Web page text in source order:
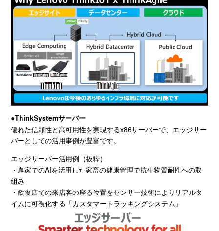
●ThinkSystemサーバー
優れた信頼性と高可用性を実現するx86サーバーで、エッジサー
バーとしての活用事例が豊富です。
エッジサーバー活用例（抜粋）
・農家でのAIを活用した家畜の健康管理で抗生物質耐性への取
組み
・飲食店での来店客の座る位置をセンサー技術によりリアルタ
イムに可視化する「カスタマートラッキングシステム」